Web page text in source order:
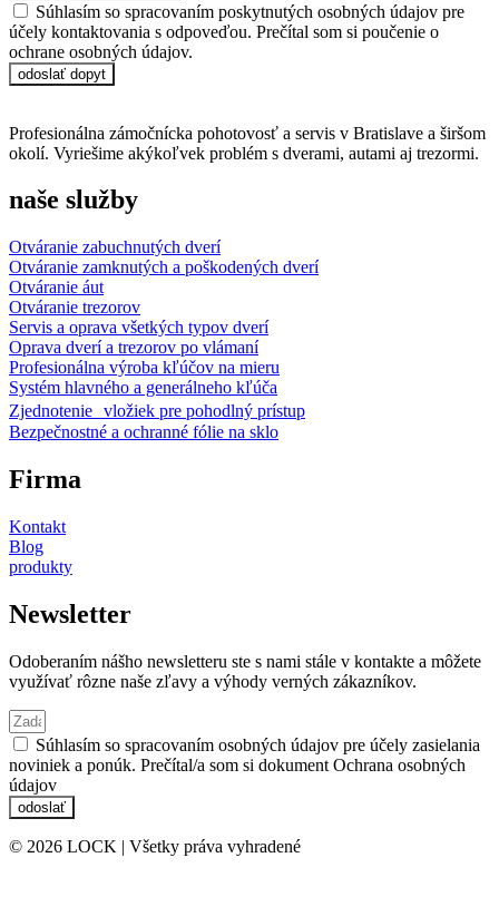
Súhlasím so spracovaním poskytnutých osobných údajov pre
účely kontaktovania s odpoveďou. Prečítal som si poučenie o
ochrane osobných údajov.
odoslať dopyt
Profesionálna zámočnícka pohotovosť a servis v Bratislave a širšom
okolí. Vyriešime akýkoľvek problém s dverami, autami aj trezormi.
naše služby
Otváranie zabuchnutých dverí
Otváranie zamknutých a poškodených dverí
Otváranie áut
Otváranie trezorov
Servis a oprava všetkých typov dverí
Oprava dverí a trezorov po vlámaní
Profesionálna výroba kľúčov na mieru
Systém hlavného a generálneho kľúča
Zjednotenie vložiek pre pohodlný prístup
Bezpečnostné a ochranné fólie na sklo
Firma
Kontakt
Blog
produkty
Newsletter
Odoberaním nášho newsletteru ste s nami stále v kontakte a môžete
využívať rôzne naše zľavy a výhody verných zákazníkov.
Súhlasím so spracovaním osobných údajov pre účely zasielania
noviniek a ponúk. Prečítal/a som si dokument Ochrana osobných
údajov
odoslať
© 2026 LOCK | Všetky práva vyhradené